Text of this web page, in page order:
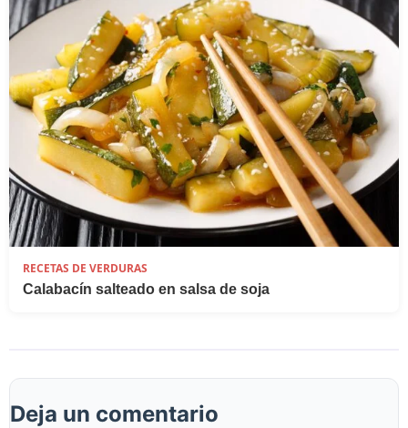
RECETAS DE VERDURAS
Calabacín salteado en salsa de soja
Deja un comentario